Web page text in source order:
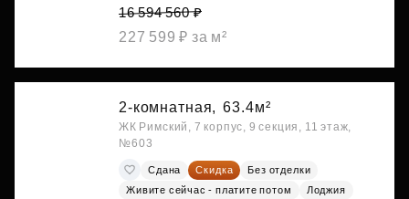
16 594 560 ₽
227 599 ₽ за м²
2-комнатная, 63.4м²
ЖК Римский, 7 корпус, 9 секция, 11 этаж,
№603
Сдана Скидка
Без отделки
Живите сейчас - платите потом
Лоджия